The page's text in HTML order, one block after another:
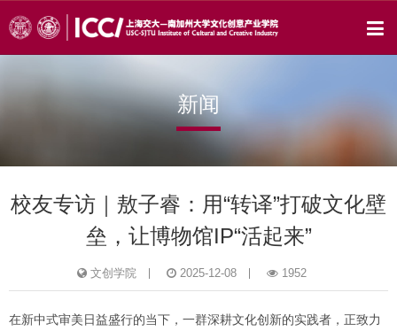
新闻
校友专访｜敖子睿：用“转译”打破文化壁
垒，让博物馆IP“活起来”
文创学院 2025-12-08 1952
在新中式审美日益盛行的当下，一群深耕文化创新的实践者，正致力